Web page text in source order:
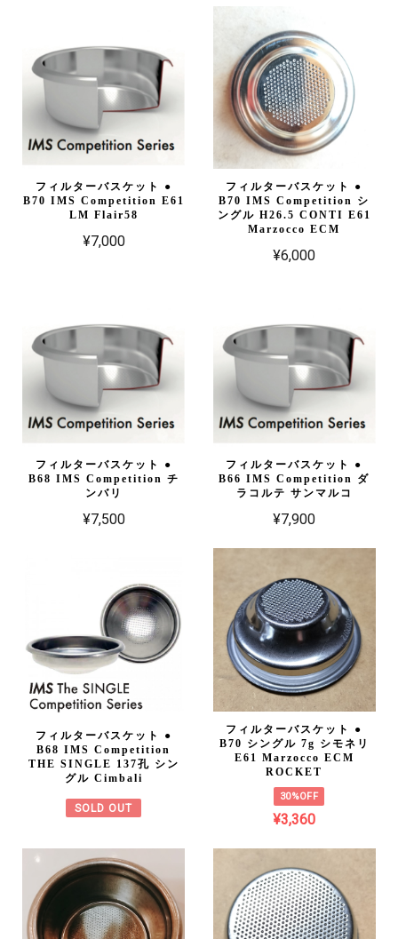
フィルターバスケット ●
B70 IMS Competition E61
LM Flair58
¥7,000
フィルターバスケット ●
B70 IMS Competition シ
ングル H26.5 CONTI E61
Marzocco ECM
¥6,000
フィルターバスケット ●
B68 IMS Competition チ
ンバリ
¥7,500
フィルターバスケット ●
B66 IMS Competition ダ
ラコルテ サンマルコ
¥7,900
フィルターバスケット ●
B68 IMS Competition
THE SINGLE 137孔 シン
グル Cimbali
SOLD OUT
フィルターバスケット ●
B70 シングル 7g シモネリ
E61 Marzocco ECM
ROCKET
30%OFF
¥3,360